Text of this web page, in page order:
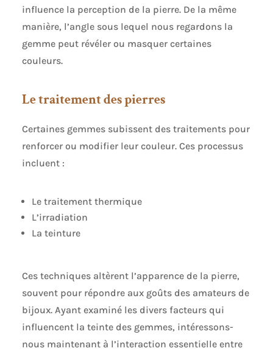
influence la perception de la pierre. De la même
manière, l’angle sous lequel nous regardons la
gemme peut révéler ou masquer certaines
couleurs.
Le traitement des pierres
Certaines gemmes subissent des traitements pour
renforcer ou modifier leur couleur. Ces processus
incluent :
Le traitement thermique
L’irradiation
La teinture
Ces techniques altèrent l’apparence de la pierre,
souvent pour répondre aux goûts des amateurs de
bijoux. Ayant examiné les divers facteurs qui
influencent la teinte des gemmes, intéressons-
nous maintenant à l’interaction essentielle entre